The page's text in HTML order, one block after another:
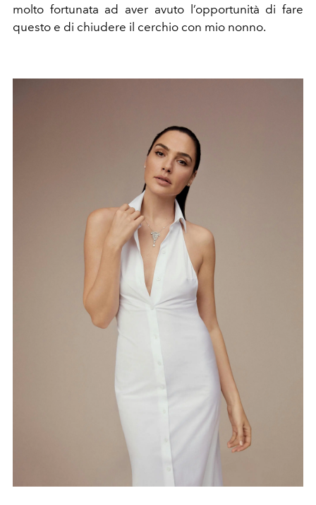
molto fortunata ad aver avuto l’opportunità di fare
questo e di chiudere il cerchio con mio nonno.